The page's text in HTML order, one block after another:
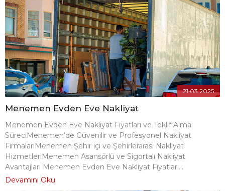
21.03.2025
Menemen Evden Eve Nakliyat
Menemen Evden Eve Nakliyat Fiyatları ve Teklif Alma
SüreciMenemen’de Güvenilir ve Profesyonel Nakliyat
FirmalarıMenemen Şehir içi ve Şehirlerarası Nakliyat
HizmetleriMenemen Asansörlü ve Sigortalı Nakliyat
Avantajları Menemen Evden Eve Nakliyat Fiyatları...
Devamını Oku